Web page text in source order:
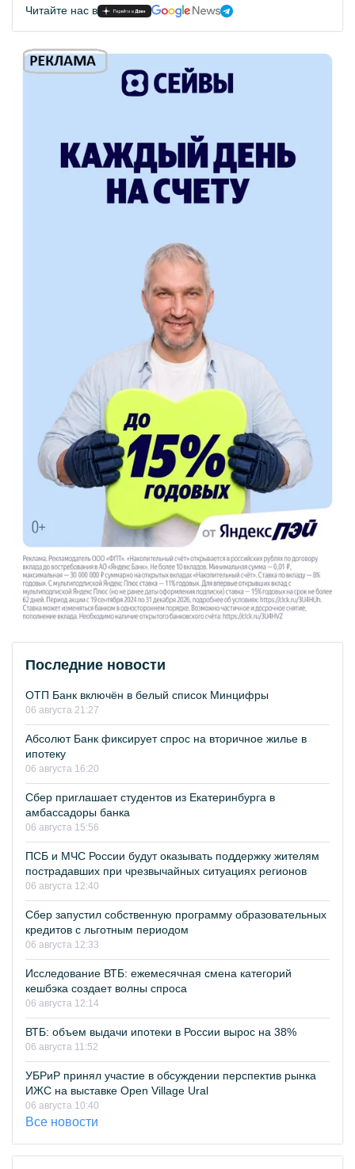
Читайте нас в
Последние новости
ОТП Банк включён в белый список Минцифры
06 августа 21:27
Абсолют Банк фиксирует спрос на вторичное жилье в
ипотеку
06 августа 16:20
Сбер приглашает студентов из Екатеринбурга в
амбассадоры банка
06 августа 15:56
ПСБ и МЧС России будут оказывать поддержку жителям
пострадавших при чрезвычайных ситуациях регионов
06 августа 12:40
Сбер запустил собственную программу образовательных
кредитов с льготным периодом
06 августа 12:33
Исследование ВТБ: ежемесячная смена категорий
кешбэка создает волны спроса
06 августа 12:14
ВТБ: объем выдачи ипотеки в России вырос на 38%
06 августа 11:52
УБРиР принял участие в обсуждении перспектив рынка
ИЖС на выставке Open Village Ural
06 августа 10:40
Все новости